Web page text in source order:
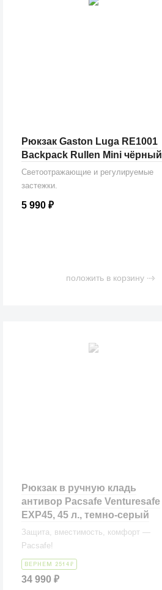
Рюкзак Gaston Luga RE1001
Backpack Rullen Mini чёрный
Светоотражающие и регулируемые
застежки.
5 990 ₽
положить в корзину
Рюкзак в ручную кладь
антивор Pacsafe Venturesafe
EXP45, 45 л., темно-серый
Защита, вместимость, комфорт —
Pacsafe!
ВЕРНЕМ 2514 ₽
34 990 ₽